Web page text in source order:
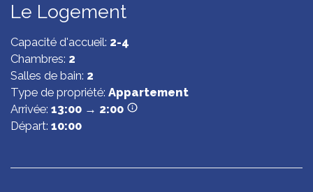
Le Logement
Capacité d'accueil: 2-4
Chambres: 2
Salles de bain: 2
Type de propriété: Appartement
Arrivée: 13:00 → 2:00
Départ: 10:00